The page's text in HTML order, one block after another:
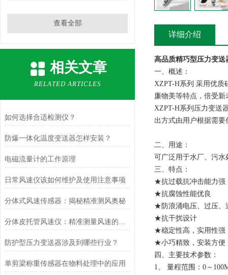
查看全部
相关文章
RELATED ARTICLES
如何选择合适检测仪？
防爆一体化温度变送器怎样安装？
电磁流量计的工作原理
日常风速仪该如何维护及使用注意事项
分体式风速传感器：揭秘精准测风奥秘
分体皮托管风速仪：精准测量风速的可靠利器
防护型压力变送器涉及到哪些行业？
单剪梁称重传感器在物料处理中的应用
详细介绍
高品质精巧型压力变送
一、概述：
XZPT-H系列 采用优质
廉物美等特点，倍受新
XZPT-H系列压力变送
出方式由用户根据需要
二、用途：
可广泛用于水厂、污
三、特点：
★抗过载抗冲击能力强
★抗腐蚀性能优良
★防浪涌电压、过压、
★抗干扰设计
★稳定性高，实用性强
★小巧精致，安装方便
四、主要技术参
1、 量程范围：0～